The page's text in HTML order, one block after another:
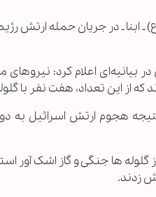
با گلوله و 5 نفر بر اثر استنشاق گاز اشک آور مجروح
هجوم ارتش اسرائیل به
ها جنگی و گاز اشک آور
زدند.